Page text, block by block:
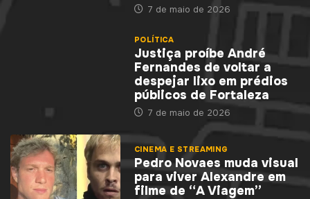
7 de maio de 2026
POLÍTICA
Justiça proíbe André
Fernandes de voltar a
despejar lixo em prédios
públicos de Fortaleza
7 de maio de 2026
CINEMA E STREAMING
Pedro Novaes muda visual
para viver Alexandre em
filme de “A Viagem”